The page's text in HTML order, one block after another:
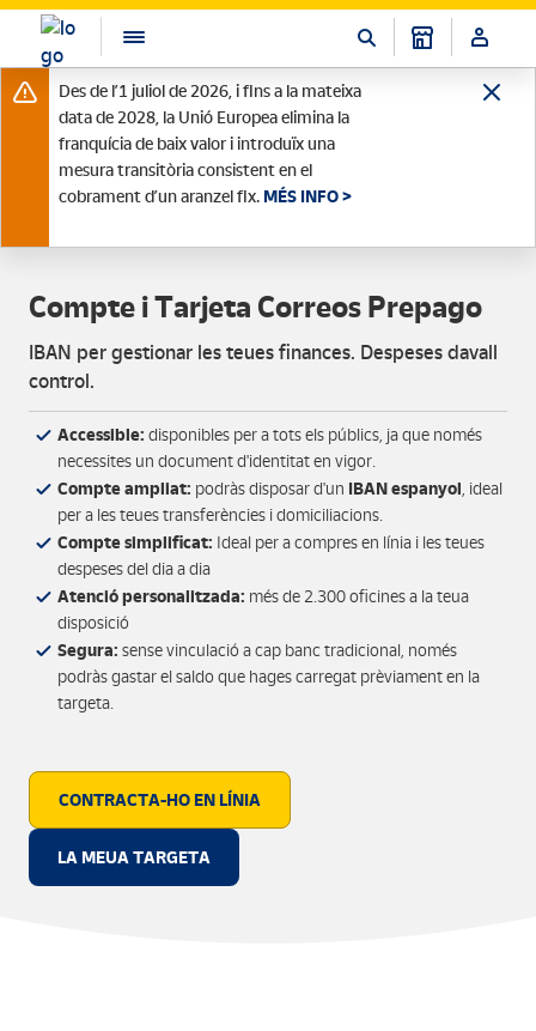
Des de l’1 juliol de 2026, i fins a la mateixa
data de 2028, la Unió Europea elimina la
franquícia de baix valor i introduïx una
mesura transitòria consistent en el
cobrament d’un aranzel fix. MÉS INFO >
Compte i Tarjeta Correos Prepago
IBAN per gestionar les teues finances. Despeses davall
control.
Accessible: disponibles per a tots els públics, ja que només
necessites un document d'identitat en vigor.
Compte ampliat: podràs disposar d'un IBAN espanyol, ideal
per a les teues transferències i domiciliacions.
Compte simplificat: Ideal per a compres en línia i les teues
despeses del dia a dia
Atenció personalitzada: més de 2.300 oficines a la teua
disposició
Segura: sense vinculació a cap banc tradicional, només
podràs gastar el saldo que hages carregat prèviament en la
targeta.
CONTRACTA-HO EN LÍNIA
LA MEUA TARGETA